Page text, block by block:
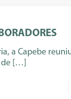
a Capebe
[…]